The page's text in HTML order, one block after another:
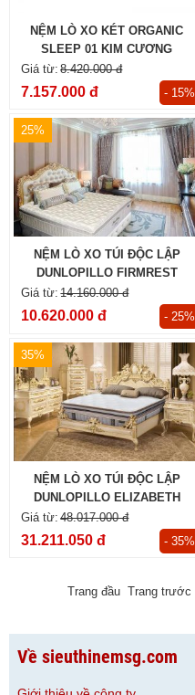
NỆM LÒ XO KÉT ORGANIC
SLEEP 01 KIM CƯƠNG
8.420.000 đ
7.157.000 đ - 15%
25%
NỆM LÒ XO TÚI ĐỘC LẬP
DUNLOPILLO FIRMREST
SUPREME
14.160.000 đ
10.620.000 đ - 25%
35%
NỆM LÒ XO TÚI ĐỘC LẬP
DUNLOPILLO ELIZABETH
48.017.000 đ
31.211.050 đ - 35%
Trang đầu Trang trước
Về sieuthinemsg.com